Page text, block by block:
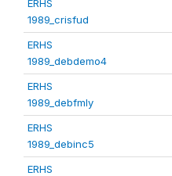
ERHS
1989_crisfud
ERHS
1989_debdemo4
ERHS
1989_debfmly
ERHS
1989_debinc5
ERHS